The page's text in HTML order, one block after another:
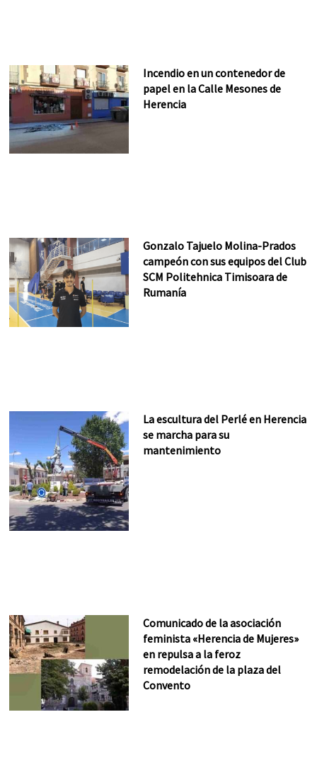
Incendio en un contenedor de
papel en la Calle Mesones de
Herencia
Gonzalo Tajuelo Molina-Prados
campeón con sus equipos del Club
SCM Politehnica Timisoara de
Rumanía
La escultura del Perlé en Herencia
se marcha para su
mantenimiento
Comunicado de la asociación
feminista «Herencia de Mujeres»
en repulsa a la feroz
remodelación de la plaza del
Convento